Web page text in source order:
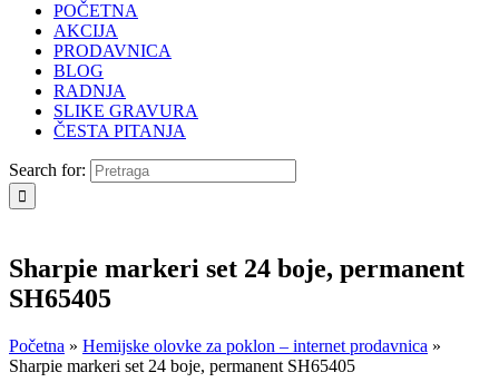
POČETNA
AKCIJA
PRODAVNICA
BLOG
RADNJA
SLIKE GRAVURA
ČESTA PITANJA
Search for:
Sharpie markeri set 24 boje, permanent
SH65405
Početna » Hemijske olovke za poklon – internet prodavnica »
Sharpie markeri set 24 boje, permanent SH65405